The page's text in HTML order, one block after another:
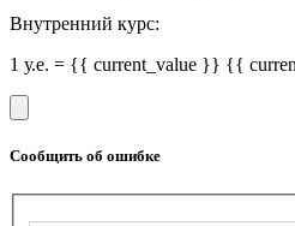
Внутренний курс:
1 у.е. = {{ current_value }} {{
Сообщить об ошибке